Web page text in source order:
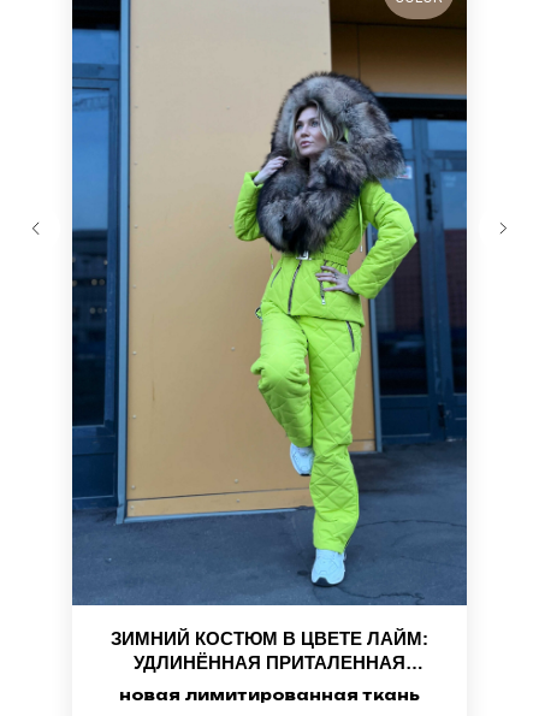
ЗИМНИЙ КОСТЮМ В ЦВЕТЕ ЛАЙМ:
УДЛИНЁННАЯ ПРИТАЛЕННАЯ
новая лимитированная ткань